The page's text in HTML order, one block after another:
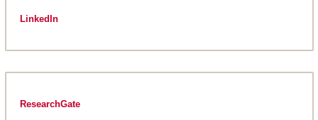
LinkedIn
ResearchGate